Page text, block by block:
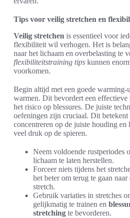
Tips voor veilig stretchen en
Veilig stretchen is essentieel voor
flexibiliteit wil verhogen. Het is
naar het lichaam en overbelasting te
flexibiliteitstraining tips kunnen
voorkomen.
Begin altijd met een goede warming-
warmen. Dit bevordert een effectieve
het risico op blessures. De juiste
oefeningen zijn cruciaal. Dit betekent
concentreren op de juiste houding en
veel druk op de spieren.
Neem voldoende rustperiodes
lichaam te laten herstellen.
Forceer niets tijdens het
het beter om terug te gaan
stretch.
Gebruik variaties in stretches
gelijkmatig te trainen en
stretching te bevorderen.